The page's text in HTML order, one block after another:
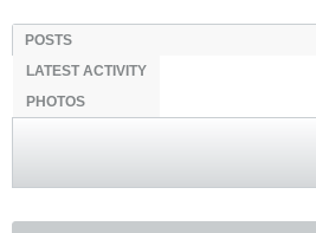
POSTS
LATEST ACTIVITY
PHOTOS